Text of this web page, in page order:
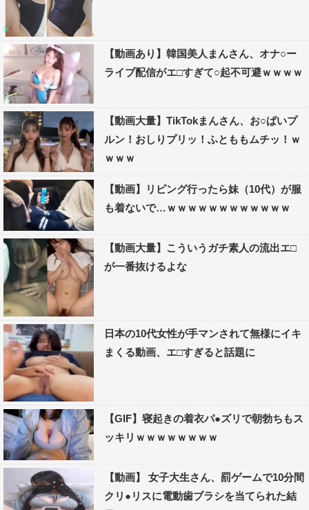
【動画あり】韓国美人まんさん、オナ○ー
ライブ配信がエ□すぎて○起不可避ｗｗｗｗ
【動画大量】TikTokまんさん、お○ぱいプ
ルン！おしりプリッ！ふとももムチッ！ｗ
ｗｗｗ
【動画】リビング行ったら妹（10代）が服
も着ないで…ｗｗｗｗｗｗｗｗｗｗｗｗ
【動画大量】こういうガチ素人の流出エ□
が一番抜けるよな
日本の10代女性が手マンされて無様にイキ
まくる動画、エ□すぎると話題に
【GIF】寝起きの着衣パ●ズリで朝勃ちもス
ッキリｗｗｗｗｗｗｗｗ
【動画】 女子大生さん、罰ゲームで10分間
クリ●リスに電動歯ブラシを当てられた結